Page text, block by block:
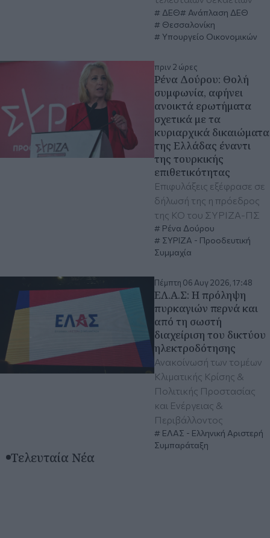
ΔΕΘ
Ανάπλαση ΔΕΘ
Θεσσαλονίκη
Υπουργείο Οικονομικών
πριν 2 ώρες
Ρένα Δούρου: Θολή
συμφωνία, αφήνει
ανοικτά ερωτήματα
σχετικά με τα
κυριαρχικά δικαιώματα
της Ελλάδας έναντι
της τουρκικής
επιθετικότητας
Επιφυλάξεις εξέφρασε σε
δήλωσή της η πρόεδρος
της ΚΟ του ΣΥΡΙΖΑ-ΠΣ
Ρένα Δούρου
ΣΥΡΙΖΑ - Προοδευτική
Συμμαχία
Πέμπτη 06 Αυγ 2026, 17:48
ΕΛ.Α.Σ: Η πρόληψη
πυρκαγιών περνά και
από τη σωστή
διαχείριση του δικτύου
ηλεκτροδότησης
Ανακοίνωσή των τομέων
Κλιματικής Κρίσης &
Πολιτικής Προστασίας
και Ενέργειας &
Περιβάλλοντος
ΕΛΑΣ - Ελληνική Αριστερή
Συμπαράταξη
Τελευταία Νέα